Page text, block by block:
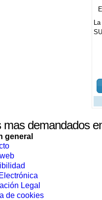
mas demandados
general
Legal
de cookies